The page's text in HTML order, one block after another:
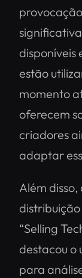
disponíveis
estão
momento
oferecem
criadores
adaptar
Além
“Selling
destacou o
para